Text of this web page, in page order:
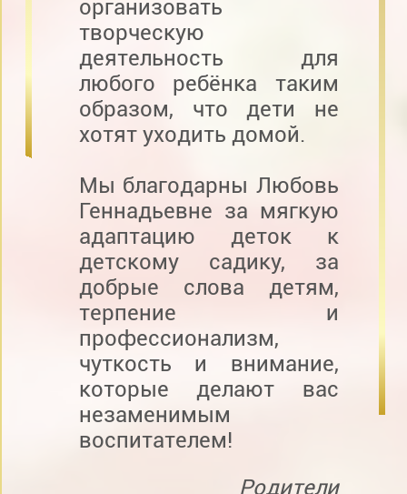
организовать
творческую
деятельность для
любого ребёнка таким
образом, что дети не
хотят уходить домой.
Мы благодарны Любовь
Геннадьевне за мягкую
адаптацию деток к
детскому садику, за
добрые слова детям,
терпение и
профессионализм,
чуткость и внимание,
которые делают вас
незаменимым
воспитателем!
Родители